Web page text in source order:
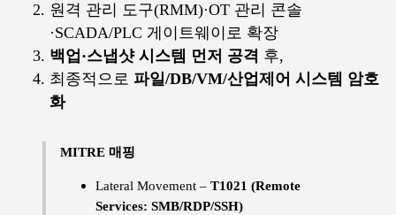
원격 관리 도구(RMM)·OT 관리 콘솔
·SCADA/PLC 게이트웨이로 확장
백업·스냅샷 시스템 먼저 공격 후,
최종적으로 파일/DB/VM/산업제어 시스템 암호
화
MITRE 매핑
Lateral Movement – T1021 (Remote
Services: SMB/RDP/SSH)